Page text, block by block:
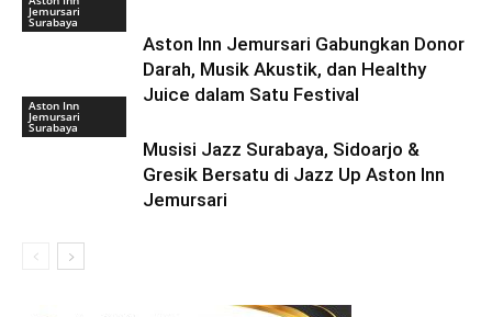
Jemursari
Surabaya
Aston Inn Jemursari Gabungkan Donor
Darah, Musik Akustik, dan Healthy
Juice dalam Satu Festival
Aston Inn
Jemursari
Surabaya
Musisi Jazz Surabaya, Sidoarjo &
Gresik Bersatu di Jazz Up Aston Inn
Jemursari